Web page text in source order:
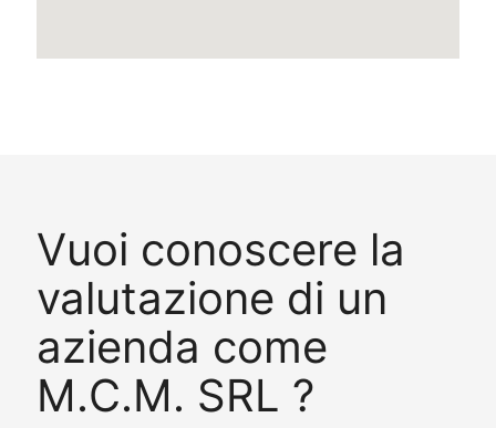
Vuoi conoscere la
valutazione di un
azienda come
M.C.M. SRL ?